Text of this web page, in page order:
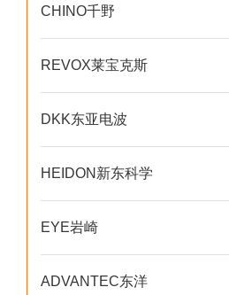
CHINO千野
REVOX莱宝克斯
DKK东亚电波
HEIDON新东科学
EYE岩崎
ADVANTEC东洋